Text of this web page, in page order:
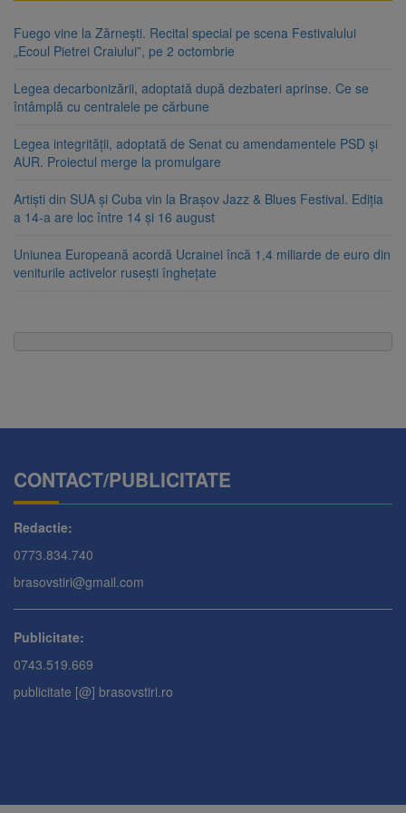
Fuego vine la Zărnești. Recital special pe scena Festivalului
„Ecoul Pietrei Craiului”, pe 2 octombrie
Legea decarbonizării, adoptată după dezbateri aprinse. Ce se
întâmplă cu centralele pe cărbune
Legea integrității, adoptată de Senat cu amendamentele PSD și
AUR. Proiectul merge la promulgare
Artiști din SUA și Cuba vin la Brașov Jazz & Blues Festival. Ediția
a 14-a are loc între 14 și 16 august
Uniunea Europeană acordă Ucrainei încă 1,4 miliarde de euro din
veniturile activelor rusești înghețate
CONTACT/PUBLICITATE
Redactie:
0773.834.740
brasovstiri@gmail.com
Publicitate:
0743.519.669
publicitate [@] brasovstiri.ro